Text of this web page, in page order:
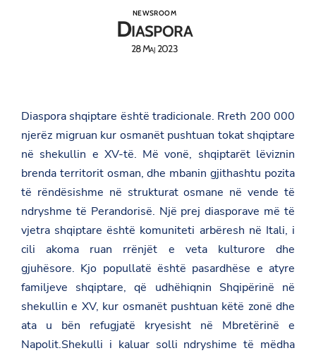
NEWSROOM
Diaspora
28 Maj 2023
Diaspora shqiptare është tradicionale. Rreth 200 000
njerëz migruan kur osmanët pushtuan tokat shqiptare
në shekullin e XV-të. Më vonë, shqiptarët lëviznin
brenda territorit osman, dhe mbanin gjithashtu pozita
të rëndësishme në strukturat osmane në vende të
ndryshme të Perandorisë. Një prej diasporave më të
vjetra shqiptare është komuniteti arbëresh në Itali, i
cili akoma ruan rrënjët e veta kulturore dhe
gjuhësore. Kjo popullatë është pasardhëse e atyre
familjeve shqiptare, që udhëhiqnin Shqipërinë në
shekullin e XV, kur osmanët pushtuan këtë zonë dhe
ata u bën refugjatë kryesisht në Mbretërinë e
Napolit.Shekulli i kaluar solli ndryshime të mëdha